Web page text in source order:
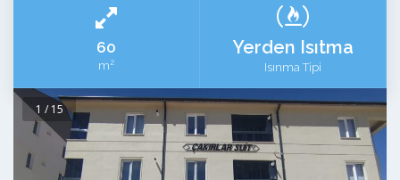
60
m2
Yerden Isıtma
Isınma Tipi
1 / 15